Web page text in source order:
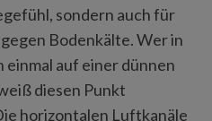
sondern auch für
Bodenkälte. Wer in
auf einer dünnen
diesen Punkt
horizontalen Luftkanäle